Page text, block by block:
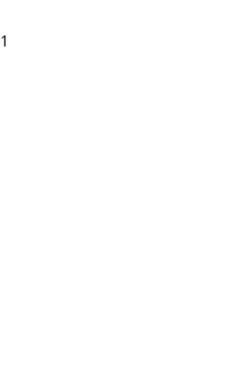
1